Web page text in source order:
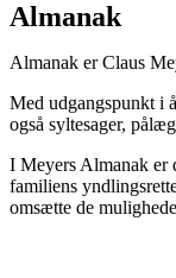
Almanak
Almanak er Claus
Med udgangspunkt i
også syltesager,
I Meyers Almanak er
familiens
omsætte de